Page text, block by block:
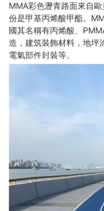
MMA彩色瀝青路面來自
份是甲基丙烯酸甲酯。
國其名稱有丙烯酸、
造，建筑裝飾材料，地坪
電氣部件封裝等。